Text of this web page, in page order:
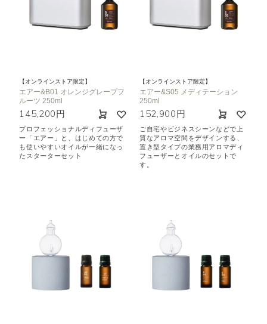
【オンラインストア限定】
エアー&B01 オレンジグレープフ
ルーツ 250ml
145,200円
プロフェッショナルディフューザ
ー「エアー」と、はじめての方で
も使いやすいオイルが一緒になっ
たスターターセット
【オンラインストア限定】
エアー&S05 メディテーション
250ml
152,900円
ご自宅やビジネスシーンなどで上
質なアロマ空間をデザインする、
置き型タイプの業務用アロマディ
フューザーとオイルのセットで
す。